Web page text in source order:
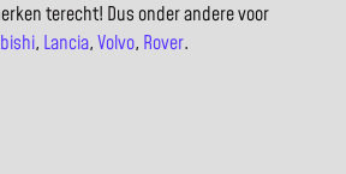
terecht! Dus onder andere voor
, Lancia,Volvo, Rover.